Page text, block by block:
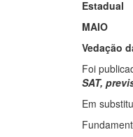
Estadual
MAIO
Vedação
Foi
SAT,
Em